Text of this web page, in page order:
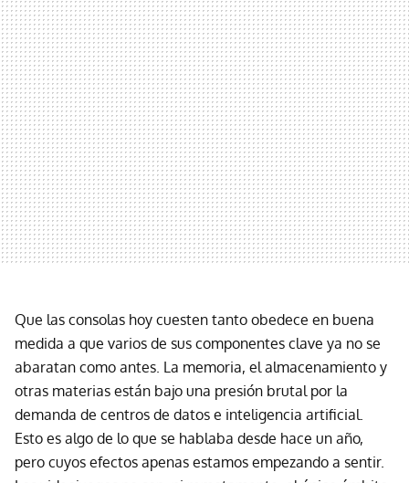
Que las consolas hoy cuesten tanto obedece en buena
medida a que varios de sus componentes clave ya no se
abaratan como antes. La memoria, el almacenamiento y
otras materias están bajo una presión brutal por la
demanda de centros de datos e inteligencia artificial.
Esto es algo de lo que se hablaba desde hace un año,
pero cuyos efectos apenas estamos empezando a sentir.